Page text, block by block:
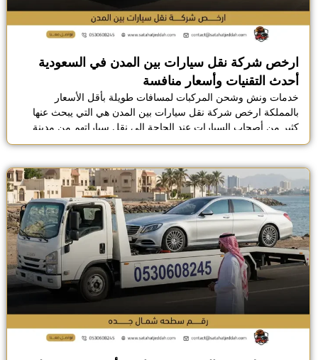
ارخص شركة نقل سيارات بين المدن في السعودية
أحدث التقنيات وأسعار منافسة
خدمات ونش وشحن المركبات لمسافات طويلة بأقل الأسعار
بالمملكة ارخص شركة نقل سيارات بين المدن هي التي يبحث عنها
كثير من أصحاب السيارات عند الحاجة إلى نقل سياراتهم من مدينة
إلى أخرى دون عناء القيادة لمسافات طويلة أو التعرض لاستهلاك
بين المدن في السعودية بشكل […]